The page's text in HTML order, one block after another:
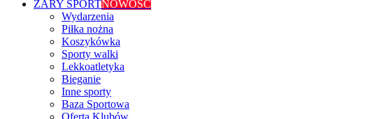
ŻARY SPORTNOWOŚĆ
Wydarzenia
Piłka nożna
Koszykówka
Sporty walki
Lekkoatletyka
Bieganie
Inne sporty
Baza Sportowa
Oferta Klubów